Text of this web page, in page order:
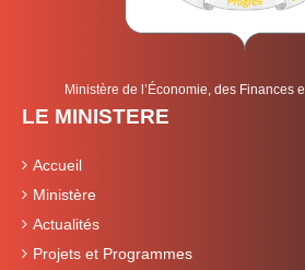
Ministère de l’Économie, des Finances
LE MINISTERE
Accueil
Ministère
Actualités
Projets et Programmes